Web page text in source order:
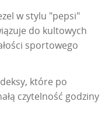
w stylu "pepsi"
do kultowych
sportowego
które po
czytelność godziny